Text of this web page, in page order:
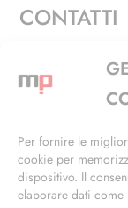
Per fornire le
cookie per
dispositivo. Il
elaborare dati
CONTATTI
Via Alfieri,
+39 02